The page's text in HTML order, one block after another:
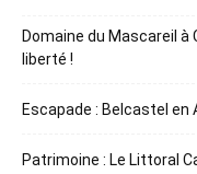
Domaine du Mascareil à
liberté !
Escapade : Belcastel en
Patrimoine : Le Littoral